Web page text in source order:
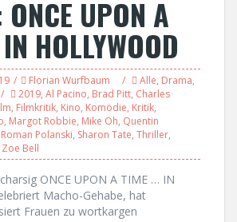
UPON A
HOLLYWOOD
Florian Wurfbaum Alle, Drama,
2019, Al Pacino, Brad Pitt, Charles
, Filmkritik, Kino, Komödie, Kritik,
, Margot Robbie, Mike Oh, Quentin
Roman Polanski, Sharon Tate, Thriller,
Zoe Bell
ONCE UPON A TIME … IN
Macho-Gehabe, hat
Frauen zu wortkargen